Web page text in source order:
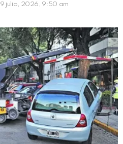
19 julio, 2026, 9:50 am